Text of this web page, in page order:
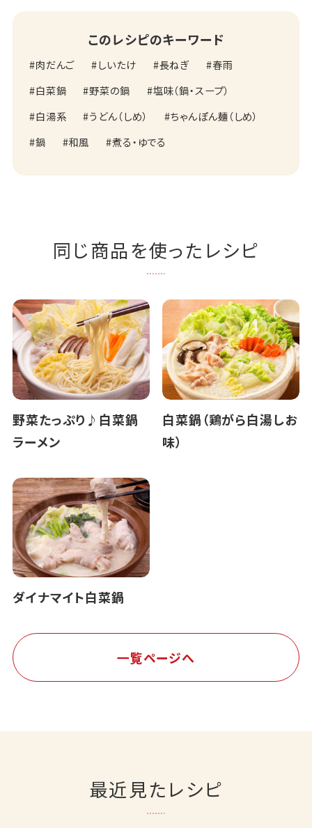
このレシピのキーワード
肉だんご しいたけ 長ねぎ
春雨
白菜鍋
野菜の鍋
塩味（鍋・スープ）
白湯系
うどん（しめ）
ちゃんぽん麺（しめ）
鍋
和風 煮る・ゆでる
同じ商品を使ったレシピ
野菜たっぷり♪白菜鍋
ラーメン
白菜鍋（鶏がら白湯しお
味）
ダイナマイト白菜鍋
一覧ページへ
最近見たレシピ